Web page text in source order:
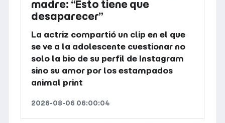
madre: “Esto tiene que
desaparecer”
La actriz compartió un clip en el que
se ve a la adolescente cuestionar no
solo la bio de su perfil de Instagram
sino su amor por los estampados
animal print
2026-08-06 06:00:04